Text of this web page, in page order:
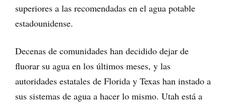
superiores a las recomendadas en el agua potable
estadounidense.
Decenas de comunidades han decidido dejar de
fluorar su agua en los últimos meses, y las
autoridades estatales de Florida y Texas han instado a
sus sistemas de agua a hacer lo mismo. Utah está a